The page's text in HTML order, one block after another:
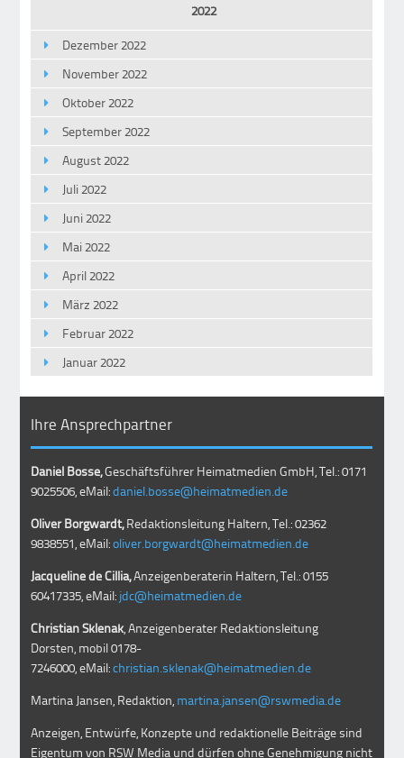
2022
Dezember 2022
November 2022
Oktober 2022
September 2022
August 2022
Juli 2022
Juni 2022
Mai 2022
April 2022
März 2022
Februar 2022
Januar 2022
Ihre Ansprechpartner
Daniel Bosse,Geschäftsführer Heimatmedien GmbH, Tel.: 0171
9025506, eMail:daniel.bosse@heimatmedien.de
Oliver Borgwardt,Redaktionsleitung Haltern, Tel.: 02362
9838551, eMail:oliver.borgwardt@heimatmedien.de
Jacqueline de Cillia,Anzeigenberaterin Haltern, Tel.: 0155
60417335, eMail: jdc@heimatmedien.de
Christian Sklenak, Anzeigenberater Redaktionsleitung
Dorsten, mobil0178-
7246000, eMail:christian.sklenak@heimatmedien.de
Martina Jansen, Redaktion, martina.jansen@rswmedia.de
Anzeigen, Entwürfe, Konzepte und redaktionelle Beiträge sind
Eigentum von RSW Media und dürfen ohne Genehmigung nicht